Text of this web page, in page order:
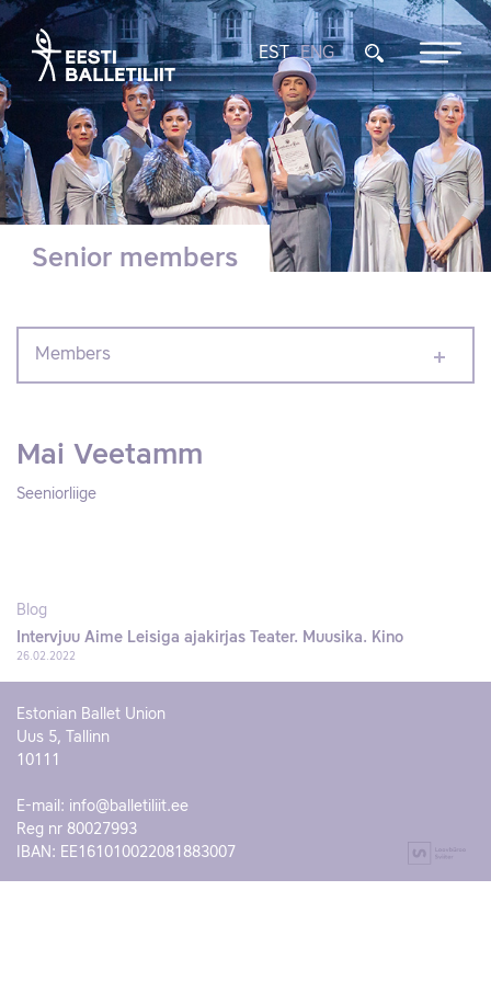
EST ENG
Senior members
Members
Mai Veetamm
Seeniorliige
Blog
Intervjuu Aime Leisiga ajakirjas Teater. Muusika. Kino
26.02.2022
Estonian Ballet Union
Uus 5, Tallinn
10111
E-mail: info@balletiliit.ee
Reg nr 80027993
IBAN: EE161010022081883007